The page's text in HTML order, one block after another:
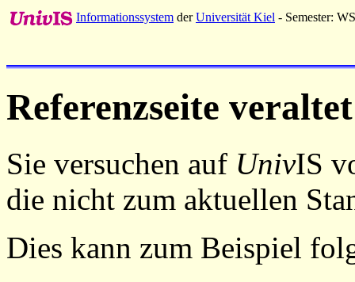
Informationssystem derUniversität Kiel - Semester:
Referenzseite veraltet
Sie versuchen auf UnivIS
die nicht zum aktuellen
Dies kann zum Beispiel